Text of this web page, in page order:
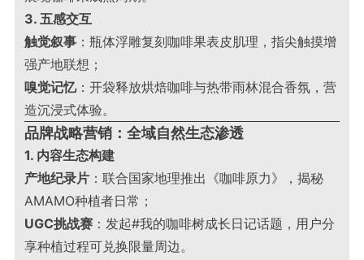
3. 五感交互
触觉叙事 ：瓶体浮雕复刻咖啡果表皮肌理，指尖触摸增
强产地联想；
嗅觉记忆：开袋释放烘焙咖啡与热带雨林混合香氛，营
造沉浸式体验。
品牌战略营销：全域自然生态渗透
1. 内容生态构建
产地纪录片 ：联合国家地理推出《咖啡原力》，揭秘
AMAMO种植者日常；
UGC挑战赛 ：发起#我的咖啡树成长日记话题，用户分
享种植过程可兑换限量周边。